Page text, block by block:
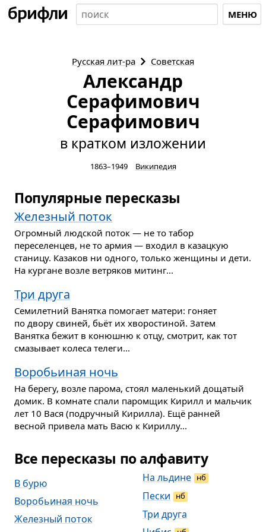
МЕНЮ
Русская лит-ра Советская
Александр
Серафимович
Серафимович
в кратком изложении
1863–1949 Википедия
Популярные пересказы
Железный поток
Огромный людской поток — не то табор
переселенцев, не то армия — входил в казацкую
станицу. Казаков ни одного, только женщины и дети.
На кургане возле ветряков митинг...
Три друга
Семилетний Ванятка помогает матери: гоняет
по двору свиней, бьёт их хворостиной. Затем
Ванятка бежит в конюшню к отцу, смотрит, как тот
смазывает колеса телеги...
Воробьиная ночь
На берегу, возле парома, стоял маленький дощатый
домик. В комнате спали паромщик Кирилл и мальчик
лет 10 Вася (подручный Кирилла). Ещё ранней
весной привела мать Васю к Кириллу...
Все пересказы по алфавиту
В бурю
Воробьиная ночь
Железный поток
На льдине нб
Пески нб
Три друга